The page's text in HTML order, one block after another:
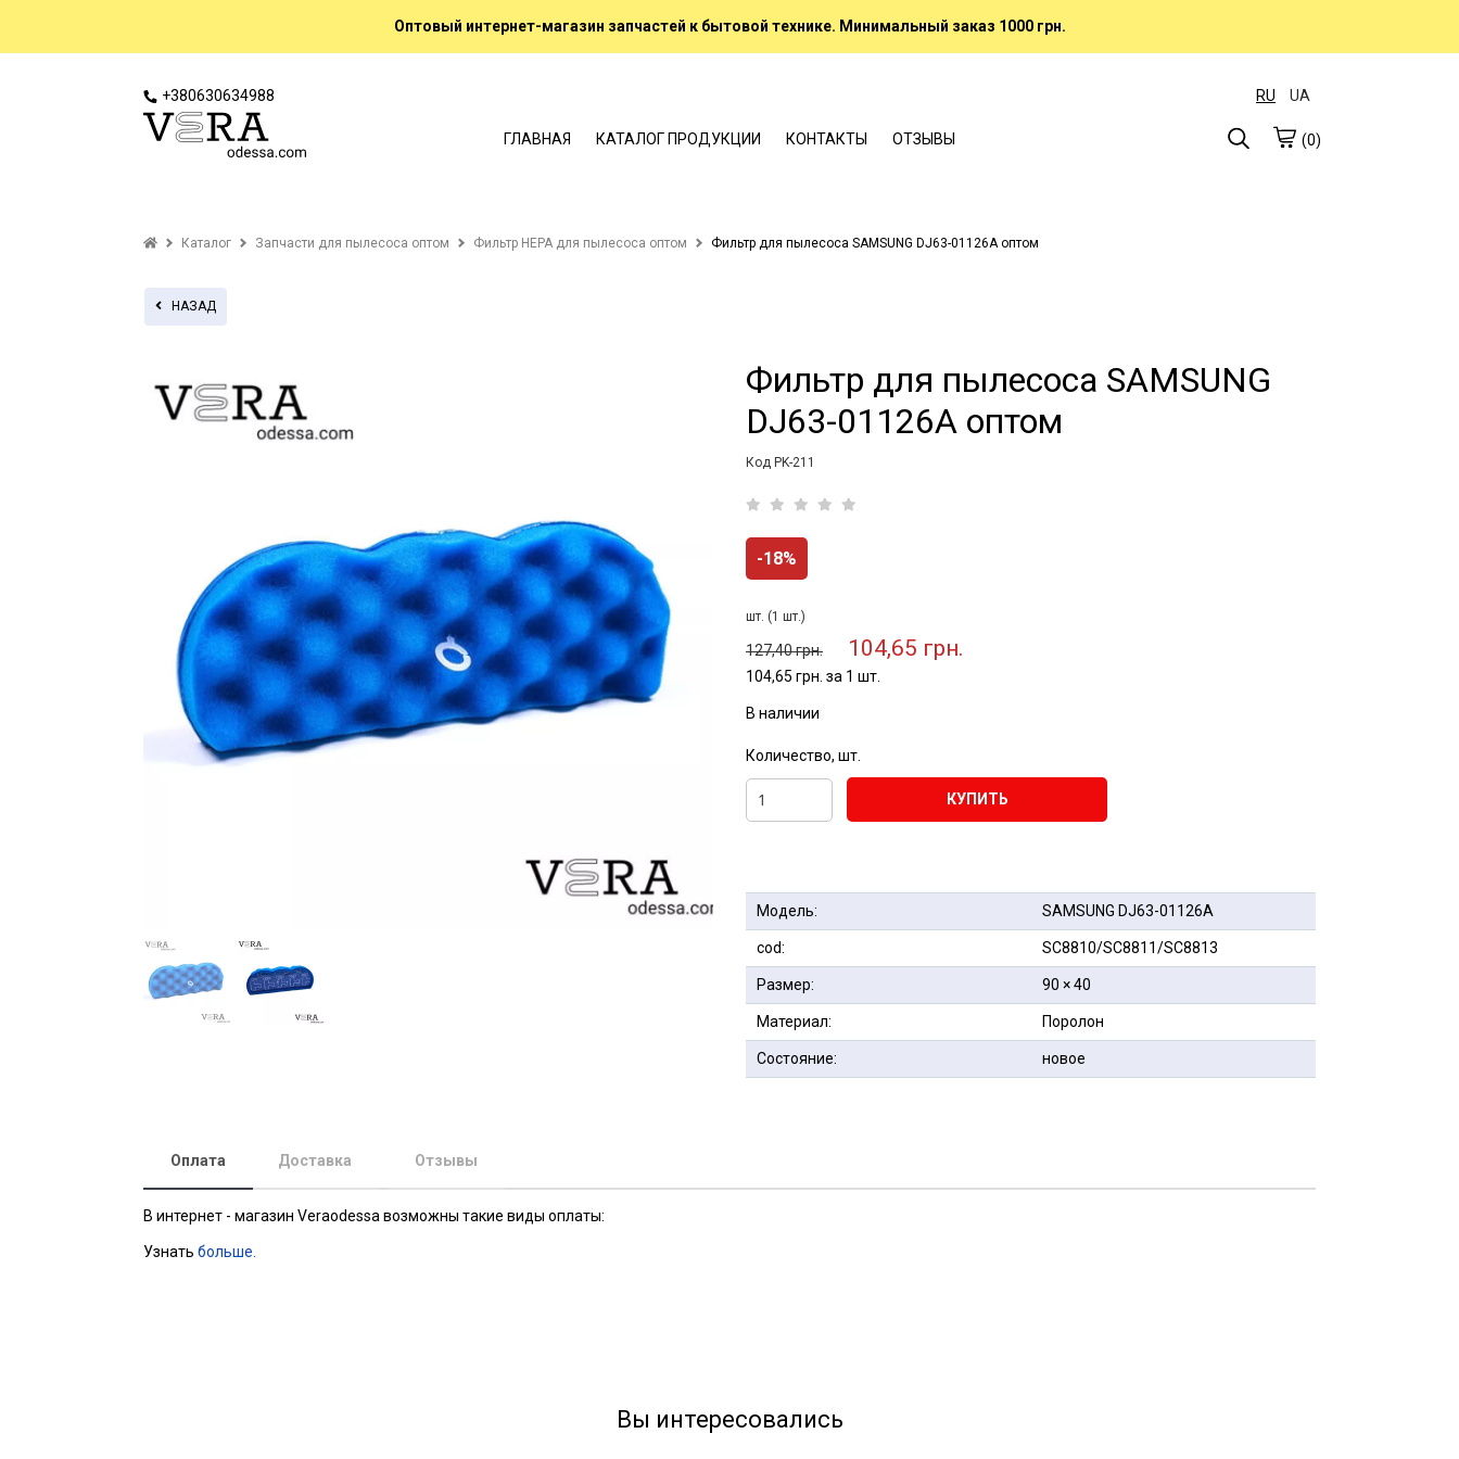
Оптовый интернет-магазин запчастей к бытовой технике. Минимальный заказ 1000 грн.
+380630634988 RU UA
ГЛАВНАЯ КАТАЛОГ ПРОДУКЦИИ КОНТАКТЫ ОТЗЫВЫ (0)
Каталог Запчасти для пылесоса оптом Фильтр HEPA для пылесоса оптом Фильтр для пылесоса SAMSUNG DJ63-01126A оптом
НАЗАД
Фильтр для пылесоса SAMSUNG
DJ63-01126A оптом
Код PK-211
-18%
шт. (1 шт.)
127,40 грн. 104,65 грн.
104,65 грн. за 1 шт.
В наличии
Количество, шт.
КУПИТЬ
Модель: SAMSUNG DJ63-01126A
cod: SC8810/SC8811/SC8813
Размер: 90 × 40
Материал: Поролон
Состояние: новое
Оплата Доставка Отзывы
В интернет - магазин Veraodessa возможны такие виды оплаты:
Узнать больше.
Вы интересовались